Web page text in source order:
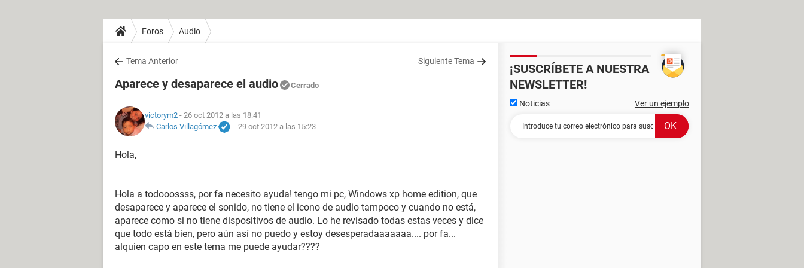
Foros Audio
Tema Anterior Siguiente Tema
Aparece y desaparece el audio Cerrado
victorym2 - 26 oct 2012 a las 18:41
Carlos Villagómez
- 29 oct 2012 a las 15:23
Hola,
Hola a todooossss, por fa necesito ayuda! tengo mi pc, Windows xp home edition, que
desaparece y aparece el sonido, no tiene el icono de audio tampoco y cuando no está,
aparece como si no tiene dispositivos de audio. Lo he revisado todas estas veces y dice
que todo está bien, pero aún así no puedo y estoy desesperadaaaaaaa.... por fa...
alquien capo en este tema me puede ayudar????
¡SUSCRÍBETE A NUESTRA
NEWSLETTER!
Noticias Ver un ejemplo